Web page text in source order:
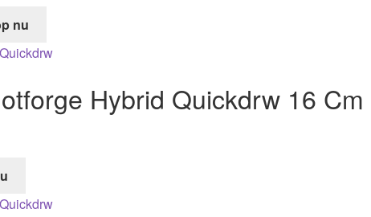
nu
Hybrid Quickdrw 16 Cm